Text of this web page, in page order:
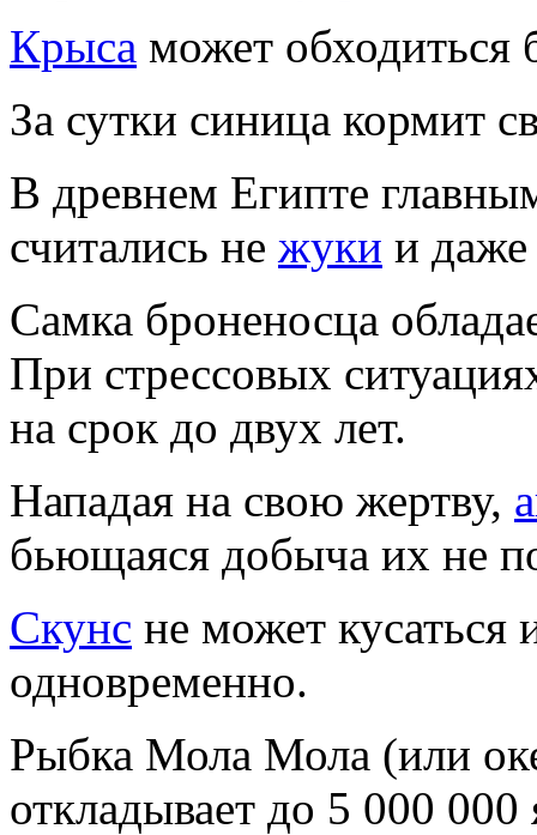
Крыса может
За сутки синица кормит
В древнем Египте
считались не жуки и
Самка броненосца
При стрессовых
на срок до двух лет.
Нападая на свою жертву,
бьющаяся добыча их не
Скунс не может кусаться
одновременно.
Рыбка Мола Мола (или
откладывает до 5 000 000